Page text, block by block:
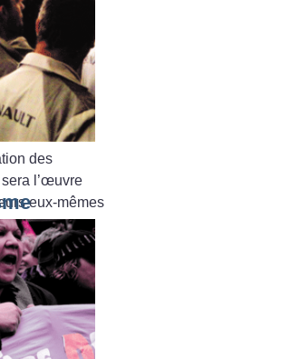
des
l’œuvre
eux-mêmes